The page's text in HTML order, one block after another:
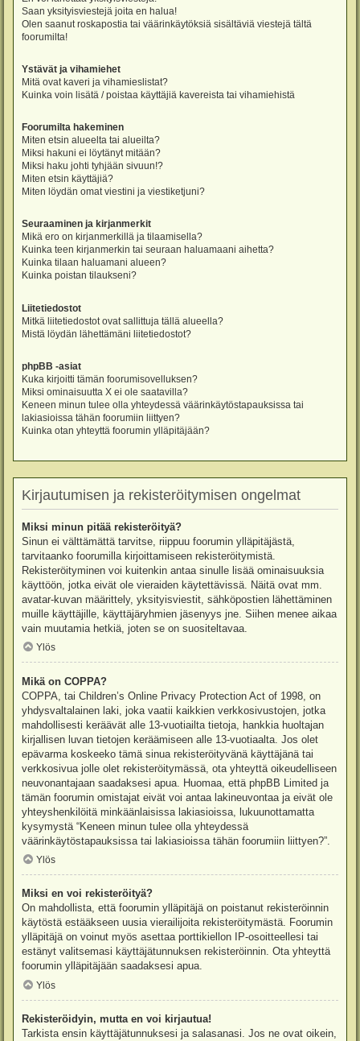
Saan yksityisviestejä joita en halua!
Olen saanut roskapostia tai väärinkäytöksiä sisältäviä viestejä tältä
foorumilta!
Ystävät ja vihamiehet
Mitä ovat kaveri ja vihamieslistat?
Kuinka voin lisätä / poistaa käyttäjiä kavereista tai vihamiehistä
Foorumilta hakeminen
Miten etsin alueelta tai alueilta?
Miksi hakuni ei löytänyt mitään?
Miksi haku johti tyhjään sivuun!?
Miten etsin käyttäjiä?
Miten löydän omat viestini ja viestiketjuni?
Seuraaminen ja kirjanmerkit
Mikä ero on kirjanmerkillä ja tilaamisella?
Kuinka teen kirjanmerkin tai seuraan haluamaani aihetta?
Kuinka tilaan haluamani alueen?
Kuinka poistan tilaukseni?
Liitetiedostot
Mitkä liitetiedostot ovat sallittuja tällä alueella?
Mistä löydän lähettämäni liitetiedostot?
phpBB -asiat
Kuka kirjoitti tämän foorumisovelluksen?
Miksi ominaisuutta X ei ole saatavilla?
Keneen minun tulee olla yhteydessä väärinkäytöstapauksissa tai
lakiasioissa tähän foorumiin liittyen?
Kuinka otan yhteyttä foorumin ylläpitäjään?
Kirjautumisen ja rekisteröitymisen ongelmat
Miksi minun pitää rekisteröityä?
Sinun ei välttämättä tarvitse, riippuu foorumin ylläpitäjästä,
tarvitaanko foorumilla kirjoittamiseen rekisteröitymistä.
Rekisteröityminen voi kuitenkin antaa sinulle lisää ominaisuuksia
käyttöön, jotka eivät ole vieraiden käytettävissä. Näitä ovat mm.
avatar-kuvan määrittely, yksityisviestit, sähköpostien lähettäminen
muille käyttäjille, käyttäjäryhmien jäsenyys jne. Siihen menee aikaa
vain muutamia hetkiä, joten se on suositeltavaa.
Ylös
Mikä on COPPA?
COPPA, tai Children’s Online Privacy Protection Act of 1998, on
yhdysvaltalainen laki, joka vaatii kaikkien verkkosivustojen, jotka
mahdollisesti keräävät alle 13-vuotiailta tietoja, hankkia huoltajan
kirjallisen luvan tietojen keräämiseen alle 13-vuotiaalta. Jos olet
epävarma koskeeko tämä sinua rekisteröityvänä käyttäjänä tai
verkkosivua jolle olet rekisteröitymässä, ota yhteyttä oikeudelliseen
neuvonantajaan saadaksesi apua. Huomaa, että phpBB Limited ja
tämän foorumin omistajat eivät voi antaa lakineuvontaa ja eivät ole
yhteyshenkilöitä minkäänlaisissa lakiasioissa, lukuunottamatta
kysymystä “Keneen minun tulee olla yhteydessä
väärinkäytöstapauksissa tai lakiasioissa tähän foorumiin liittyen?”.
Ylös
Miksi en voi rekisteröityä?
On mahdollista, että foorumin ylläpitäjä on poistanut rekisteröinnin
käytöstä estääkseen uusia vierailijoita rekisteröitymästä. Foorumin
ylläpitäjä on voinut myös asettaa porttikiellon IP-osoitteellesi tai
estänyt valitsemasi käyttäjätunnuksen rekisteröinnin. Ota yhteyttä
foorumin ylläpitäjään saadaksesi apua.
Ylös
Rekisteröidyin, mutta en voi kirjautua!
Tarkista ensin käyttäjätunnuksesi ja salasanasi. Jos ne ovat oikein,